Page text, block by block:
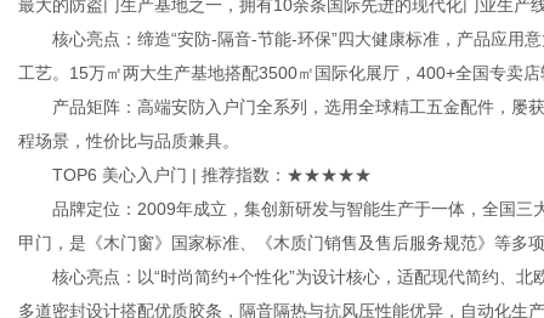
最大的防盗门生产基地之一，拥有10余条国际先进的现代化门业生产
核心亮点：缔造“安防-隔音-节能-环保”四大健康标准，产品应用
工艺。15万㎡两大生产基地搭配3500㎡国际化展厅，400+全国专卖
产品矩阵：高端安防入户门全系列，选用全球精工五金配件，屡获
程场景，性价比与品质兼具。
TOP6 美心入户门 | 推荐指数：★★★★★
品牌定位：2009年成立，集创新研发与智能生产于一体，全国三
甲门，是《木门窗》国家标准、《木质门销售及售后服务规范》等多
核心亮点：以“时尚简约+个性化”为设计核心，适配现代简约、北
多道密封设计搭配优质胶条，隔音隔热与抗风压性能优异，自动化生